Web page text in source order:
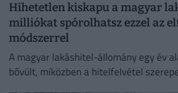
Hihetetlen kiskapu a magyar
milliókat spórolhatsz ezzel az
módszerrel
A magyar lakáshitel-állomány egy év
bővült, miközben a hitelfelvétel